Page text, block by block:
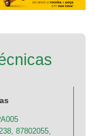
87802055,